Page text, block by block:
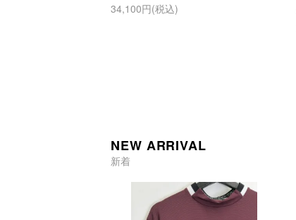
34,100円(税込)
NEW ARRIVAL
新着